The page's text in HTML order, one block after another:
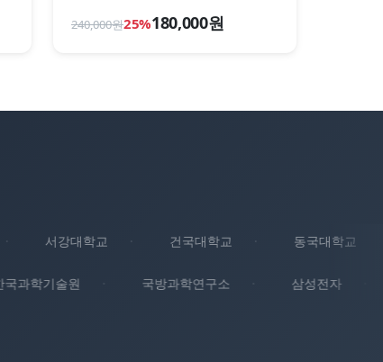
240,000원25%180,000원
서강대학교 건국대학교 동국대학교
한국과학기술원 국방과학연구소 삼성전자